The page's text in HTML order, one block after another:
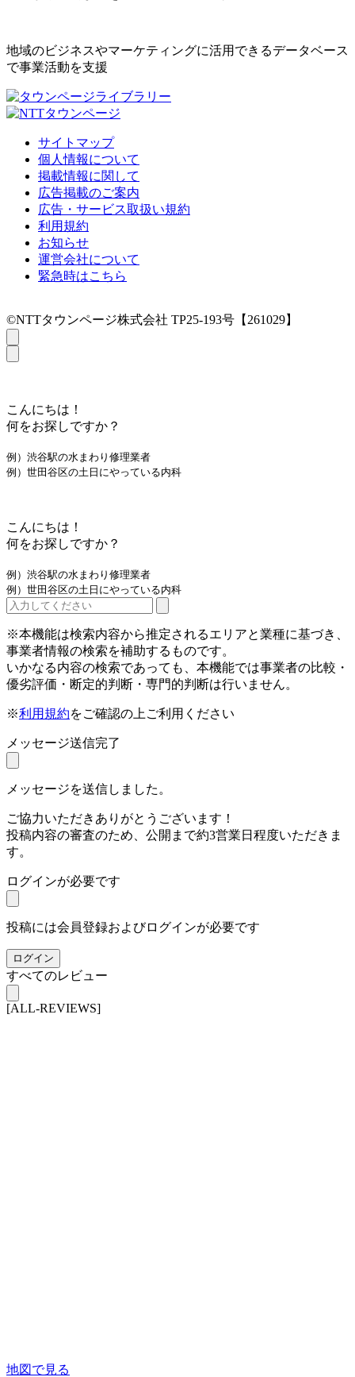
地域のビジネスやマーケティングに活用できるデータベース
で事業活動を支援
サイトマップ
個人情報について
掲載情報に関して
広告掲載のご案内
広告・サービス取扱い規約
利用規約
お知らせ
運営会社について
緊急時はこちら
©NTTタウンページ株式会社 TP25-193号【261029】
こんにちは！
何をお探しですか？
例）渋谷駅の水まわり修理業者
例）世田谷区の土日にやっている内科
こんにちは！
何をお探しですか？
例）渋谷駅の水まわり修理業者
例）世田谷区の土日にやっている内科
※本機能は検索内容から推定されるエリアと業種に基づき、
事業者情報の検索を補助するものです。
いかなる内容の検索であっても、本機能では事業者の比較・
優劣評価・断定的判断・専門的判断は行いません。
※利用規約をご確認の上ご利用ください
メッセージ送信完了
メッセージを送信しました。
ご協力いただきありがとうございます！
投稿内容の審査のため、公開まで約3営業日程度いただきま
す。
ログインが必要です
投稿には会員登録およびログインが必要です
ログイン
すべてのレビュー
[ALL-REVIEWS]
地図で見る